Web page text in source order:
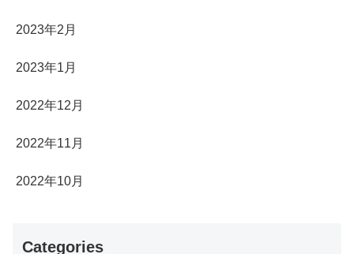
2023年2月
2023年1月
2022年12月
2022年11月
2022年10月
Categories